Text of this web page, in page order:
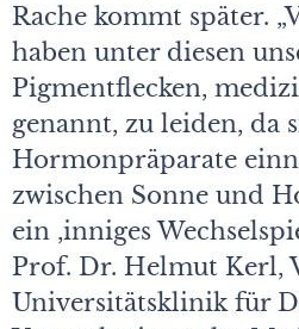
Rache kommt später.
haben unter diesen
Pigmentflecken,
genannt, zu leiden, da
Hormonpräparate
zwischen Sonne und
ein ,inniges
Prof. Dr. Helmut Kerl,
Universitätsklinik für